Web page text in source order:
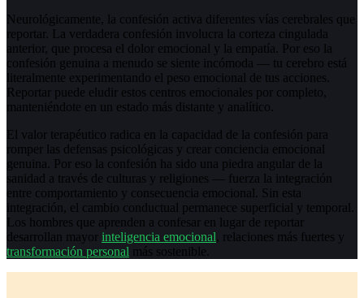
Neurológicamente, la confesión activa diferentes vías cerebrales que
reportar. La verdadera confesión involucra la corteza cingulada
anterior, que procesa el dolor emocional y la empatía. Por eso la
confesión genuina a menudo se siente incómoda — tu cerebro está
literalmente experimentando el peso emocional de tus acciones.
Reportar puede eludir estos centros emocionales por completo,
manteniéndote en un estado más distante y analítico.
El valor terapéutico radica en la capacidad de la confesión para
romper las defensas psicológicas y crear conciencia emocional
genuina. Por eso la confesión ha sido una piedra angular de la
sanidad a través de culturas y religiones — fuerza la integración
entre comportamiento y consecuencia emocional. Sin esta
integración, el cambio conductual permanece superficial y temporal.
Los hombres que aprenden a confesar en lugar de reportar
desarrollan mayor inteligencia emocional, relaciones más fuertes y
transformación personal más sostenible.